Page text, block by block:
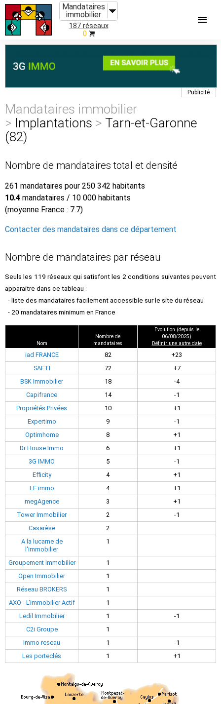
Mandataires
immobilier
187 réseaux
0
Publicité
Mandataires immobilier
> Implantations > Tarn-et-Garonne
(82)
Nombre de mandataires total et densité
261 mandataires pour 250 342 habitants
10.4 mandataires / 10 000 habitants
(moyenne France : 7.7)
Contacter des mandataires dans ce département
Nombre de mandataires par réseau
Seuls les 119 réseaux qui satisfont les 2 conditions suivantes peuvent
apparaitre dans ce tableau :
- liste des mandataires facilement accessible sur le site du réseau
- 20 mandataires minimum en France
Nom
Nombre de
mandataires
Evolution (depuis le
06/08/2025)
Définir une autre date
iad FRANCE 82
+23
SAFTI
72
+7
BSK Immobilier
18
-4
Capifrance
14
-1
Propriétés Privées
10
+1
Expertimo
9
-1
Optimhome
8
+1
Dr House Immo
6
+1
3G IMMO
5
-1
Efficity
4
+1
LF immo
4
+1
megAgence
3
+1
Tower Immobilier
2
-1
Casarèse
2
A la lucarne de
l'immobilier
1
Groupement Immobilier
1
Open Immobilier
1
Réseau BROKERS
1
AXO - L'immobilier Actif
1
Ledil Immobilier
1
-1
C2i Groupe
1
Immo reseau
1
-1
Les porteclés
1 +1